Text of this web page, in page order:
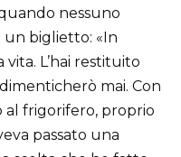
nessuno
un biglietto: «In
L’hai restituito
mai. Con
al frigorifero, proprio
passato una